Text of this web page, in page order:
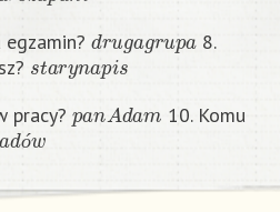
d
8.
staryn api s
pracy? d a
10. Komu
ó
d ów